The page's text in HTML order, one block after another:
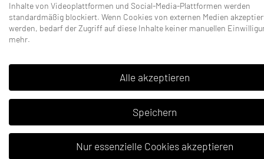
Inhalte von Videoplattformen und Social-Media-Plattformen werden
standardmäßig blockiert. Wenn Cookies von externen Medien
werden, bedarf der Zugriff auf diese Inhalte keiner manuellen
mehr.
Alle akzeptieren
Speichern
Nur essenzielle Cookies akzeptieren